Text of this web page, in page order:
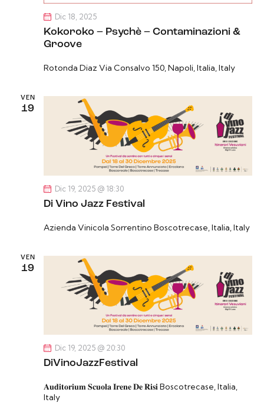
Kokoroko – Psychè – Contaminazioni &
Groove
Dic 18, 2025
Rotonda Diaz Via Consalvo 150, Napoli, Italia, Italy
VEN
19
Di Vino Jazz Festival
Dic 19, 2025 @ 18:30
Azienda Vinicola Sorrentino Boscotrecase, Italia, Italy
VEN
19
DiVinoJazzFestival
Dic 19, 2025 @ 20:30
𝐀𝐮𝐝𝐢𝐭𝐨𝐫𝐢𝐮𝐦 𝐒𝐜𝐮𝐨𝐥𝐚 𝐈𝐫𝐞𝐧𝐞 𝐃𝐞 𝐑𝐢𝐬𝐢Boscotrecase, Italia,
Italy